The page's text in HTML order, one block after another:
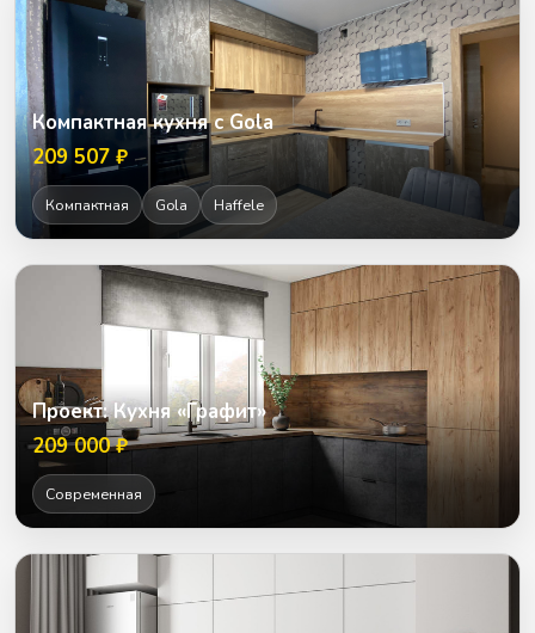
Компактная кухня с Gola
209 507 ₽
Компактная Gola Haffele
Проект: Кухня «Графит»
209 000 ₽
Современная